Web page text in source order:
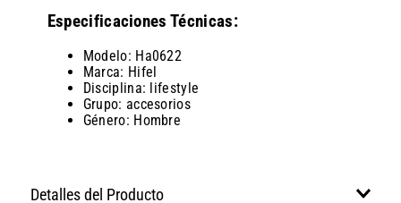
Especificaciones Técnicas:
Modelo: Ha0622
Marca: Hifel
Disciplina: lifestyle
Grupo: accesorios
Género: Hombre
Detalles del Producto